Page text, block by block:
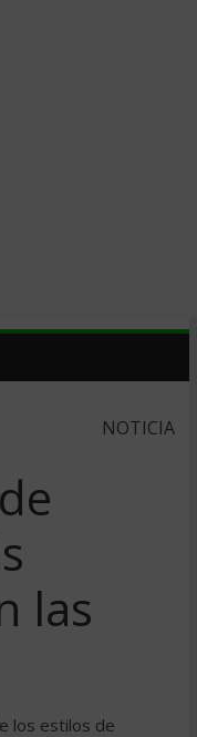
NOTICIA
las
los estilos de